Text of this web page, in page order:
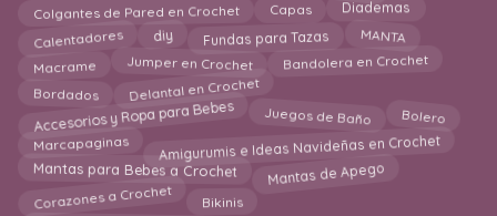
Colgantes de Pared en Crochet Capas Diademas
Calentadores diy Fundas para Tazas MANTA
Macrame Jumper en Crochet Bandolera en Crochet
Bordados Delantal en Crochet
Accesorios y Ropa para Bebes Juegos de Baño Bolero
Marcapaginas Amigurumis e Ideas Navideñas en Crochet
Mantas para Bebes a Crochet Mantas de Apego
Corazones a Crochet Bikinis